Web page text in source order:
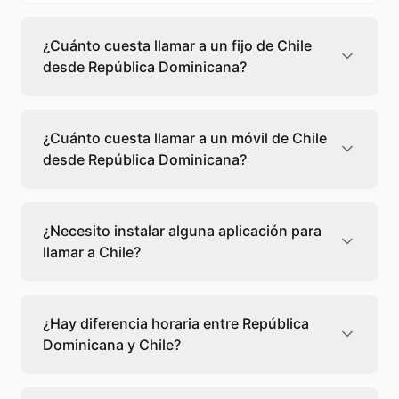
¿Cuánto cuesta llamar a un fijo de Chile
desde República Dominicana?
Dominicana cuesta 0,08 €/min con Teléfono
Global. Verás el precio exacto antes de
marcar para que sepas qué vas a gastar.
¿Cuánto cuesta llamar a un móvil de Chile
desde República Dominicana?
Dominicana cuesta 0,12 €/min con Teléfono
Global. Pagas solo los minutos que hablas, sin
cuotas ni permanencia.
¿Necesito instalar alguna aplicación para
llamar a Chile?
desde tu navegador web. Solo necesitas una
conexión a internet y podrás llamar
directamente a Chile.
¿Hay diferencia horaria entre República
Dominicana y Chile?